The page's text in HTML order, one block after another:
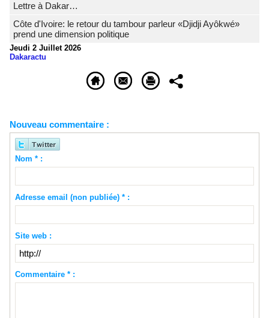
Lettre à Dakar…
Côte d'Ivoire: le retour du tambour parleur «Djidji Ayôkwé»
prend une dimension politique
Jeudi 2 Juillet 2026
Dakaractu
Nouveau commentaire :
Nom * :
Adresse email (non publiée) * :
Site web :
Commentaire * :